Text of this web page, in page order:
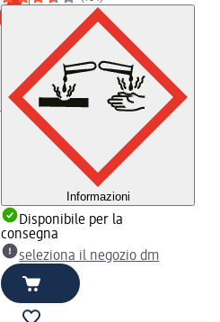
Informazioni
Disponibile per la
consegna
seleziona il negozio dm